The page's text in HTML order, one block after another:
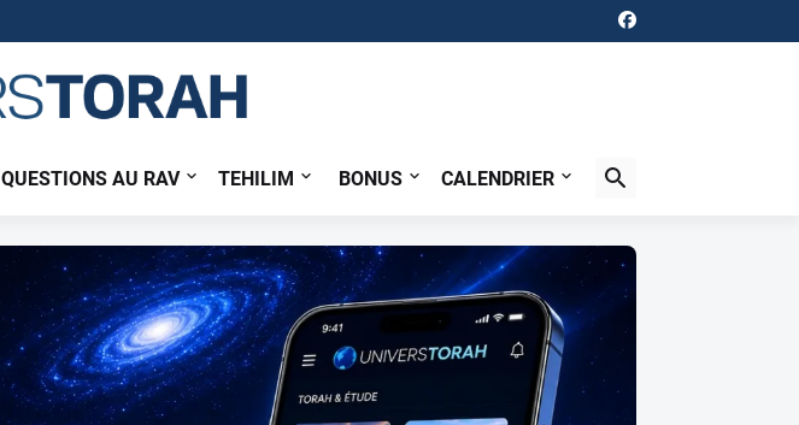
QUESTIONS AU RAV TEHILIM BONUS CALENDRIER